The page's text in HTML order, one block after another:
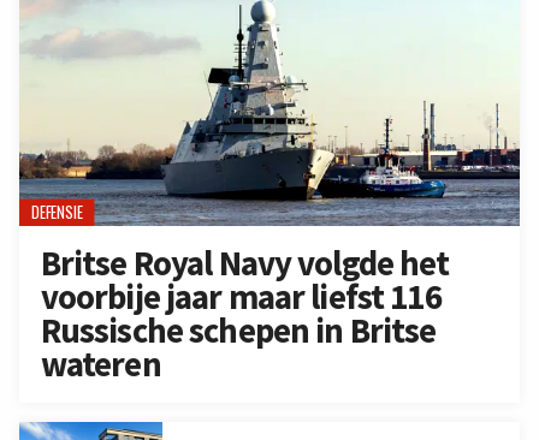
DEFENSIE
Britse Royal Navy volgde het
voorbije jaar maar liefst 116
Russische schepen in Britse
wateren